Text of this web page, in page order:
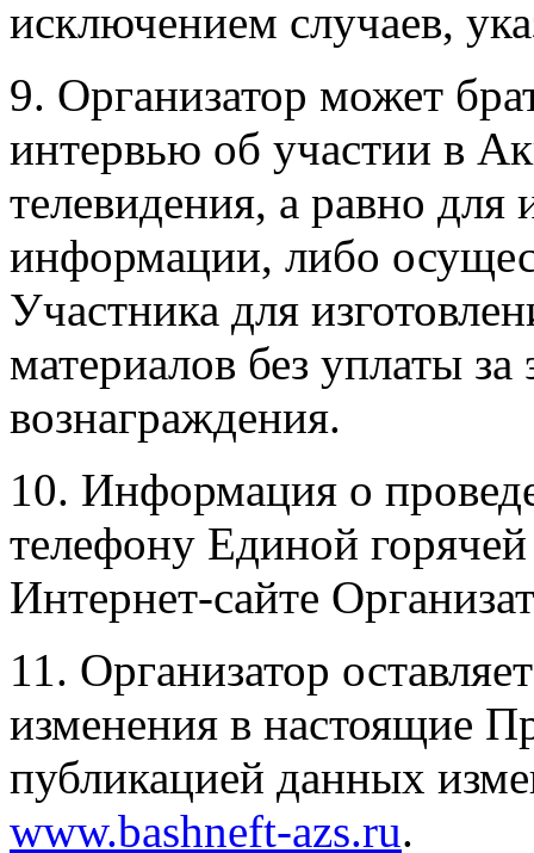
исключением случаев,
9. Организатор может
интервью об участии в
телевидения, а равно для
информации, либо
Участника для
материалов без уплаты за
вознаграждения.
10. Информация о
телефону Единой
Интернет-сайте
11. Организатор
изменения в настоящие
публикацией данных
www.bashneft-azs.ru.